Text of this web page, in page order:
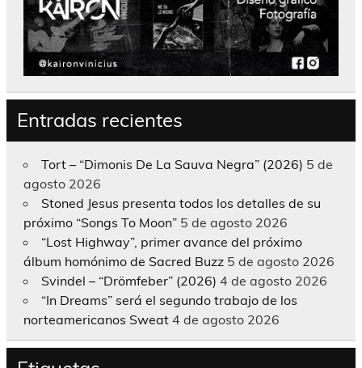
Entradas recientes
Tort – “Dimonis De La Sauva Negra” (2026) 5 de
agosto 2026
Stoned Jesus presenta todos los detalles de su
próximo “Songs To Moon” 5 de agosto 2026
“Lost Highway”, primer avance del próximo
álbum homónimo de Sacred Buzz 5 de agosto 2026
Svindel – “Drömfeber” (2026) 4 de agosto 2026
“In Dreams” será el segundo trabajo de los
norteamericanos Sweat 4 de agosto 2026